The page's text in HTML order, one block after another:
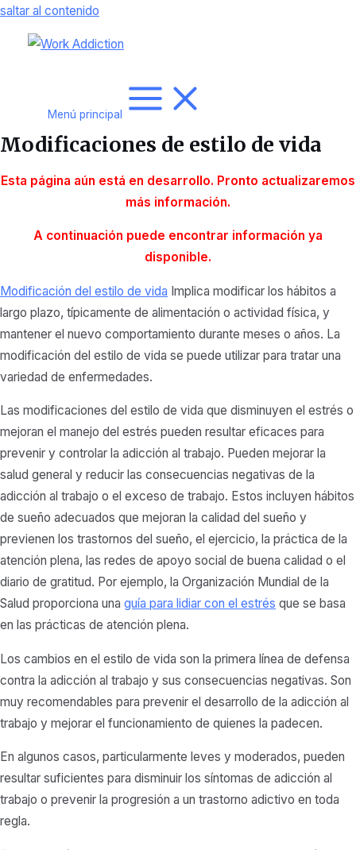
saltar al contenido
Menú principal
Modificaciones de estilo de vida
Esta página aún está en desarrollo. Pronto actualizaremos
más información.
A continuación puede encontrar información ya
disponible.
Modificación del estilo de vida Implica modificar los hábitos a
largo plazo, típicamente de alimentación o actividad física, y
mantener el nuevo comportamiento durante meses o años. La
modificación del estilo de vida se puede utilizar para tratar una
variedad de enfermedades.
Las modificaciones del estilo de vida que disminuyen el estrés o
mejoran el manejo del estrés pueden resultar eficaces para
prevenir y controlar la adicción al trabajo. Pueden mejorar la
salud general y reducir las consecuencias negativas de la
adicción al trabajo o el exceso de trabajo. Estos incluyen hábitos
de sueño adecuados que mejoran la calidad del sueño y
previenen los trastornos del sueño, el ejercicio, la práctica de la
atención plena, las redes de apoyo social de buena calidad o el
diario de gratitud. Por ejemplo, la Organización Mundial de la
Salud proporciona una guía para lidiar con el estrés que se basa
en las prácticas de atención plena.
Los cambios en el estilo de vida son la primera línea de defensa
contra la adicción al trabajo y sus consecuencias negativas. Son
muy recomendables para prevenir el desarrollo de la adicción al
trabajo y mejorar el funcionamiento de quienes la padecen.
En algunos casos, particularmente leves y moderados, pueden
resultar suficientes para disminuir los síntomas de adicción al
trabajo o prevenir la progresión a un trastorno adictivo en toda
regla.